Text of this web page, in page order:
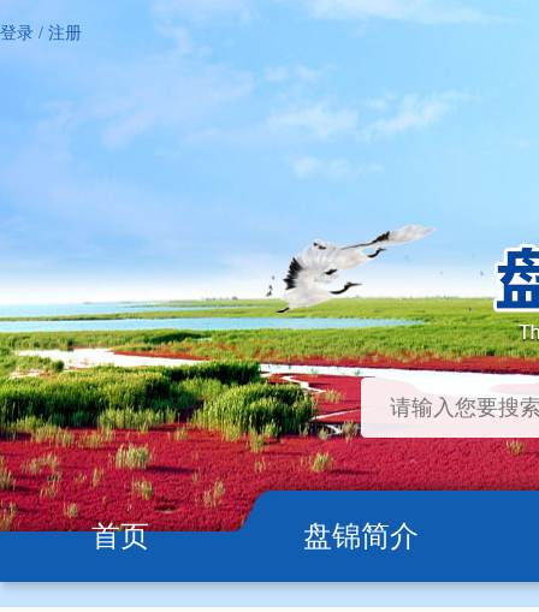
登录 / 注册
首页 盘锦简介